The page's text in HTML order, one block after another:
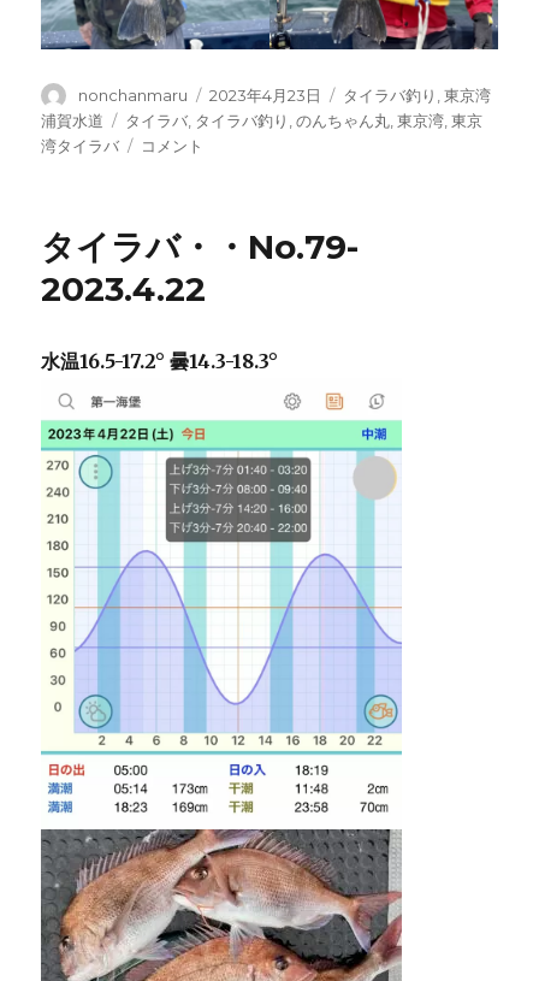
投
稿
者
nonchanmaru
投
稿
2023年4月23日
カ
テ
タイラバ釣り ,東京湾
浦賀水道
タ
グ
タイラバ タイラバ釣り ,のんちゃん丸 ,東京湾 ,東京
湾タイラバ
タ
No.80-
に
コメント
タイラバ・・No.79-
2023.4.22
水温16.5-17.2° 曇14.3-18.3°